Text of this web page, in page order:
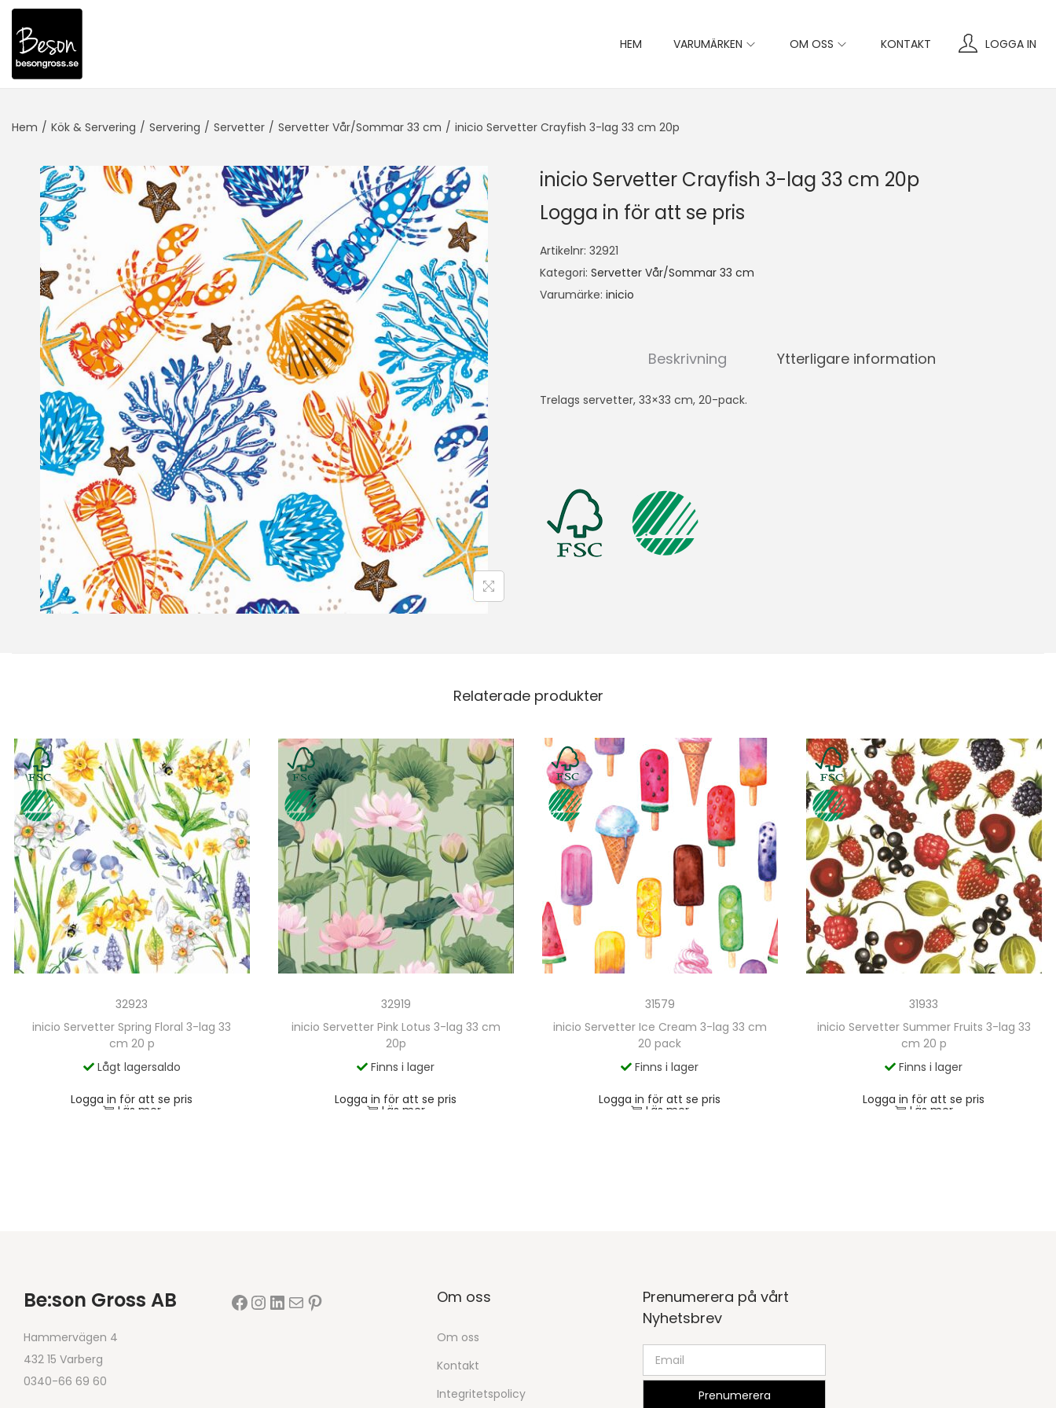
HEM VARUMÄRKEN OM OSS KONTAKT LOGGA IN
Hem / Kök & Servering / Servering / Servetter / Servetter Vår/Sommar 33 cm / inicio Servetter Crayfish 3-lag 33 cm 20p
inicio Servetter Crayfish 3-lag 33 cm 20p
Logga in för att se pris
Artikelnr: 32921
Kategori: Servetter Vår/Sommar 33 cm
Varumärke: inicio
Beskrivning Ytterligare information
Trelags servetter, 33×33 cm, 20-pack.
Relaterade produkter
32923
inicio Servetter Spring Floral 3-lag 33
cm 20 p
Lågt lagersaldo
Logga in för att se pris
Läs mer
32919
inicio Servetter Pink Lotus 3-lag 33 cm
20p
Finns i lager
Logga in för att se pris
Läs mer
31579
inicio Servetter Ice Cream 3-lag 33 cm
20 pack
Finns i lager
Logga in för att se pris
Läs mer
31933
inicio Servetter Summer Fruits 3-lag 33
cm 20 p
Finns i lager
Logga in för att se pris
Läs mer
Be:son Gross AB
Hammervägen 4
432 15 Varberg
0340-66 69 60
Om oss
Om oss
Kontakt
Integritetspolicy
Prenumerera på vårt
Nyhetsbrev